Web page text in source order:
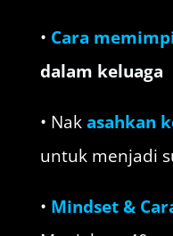
• Cara
dalam keluaga
• Nakasahkan
untuk menjadi
• Mindset &